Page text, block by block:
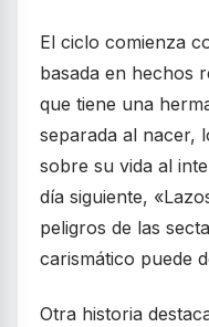
El ciclo comienza
basada en hechos
que tiene una
separada al nacer,
sobre su vida al
día siguiente,
peligros de las
carismático puede
Otra historia